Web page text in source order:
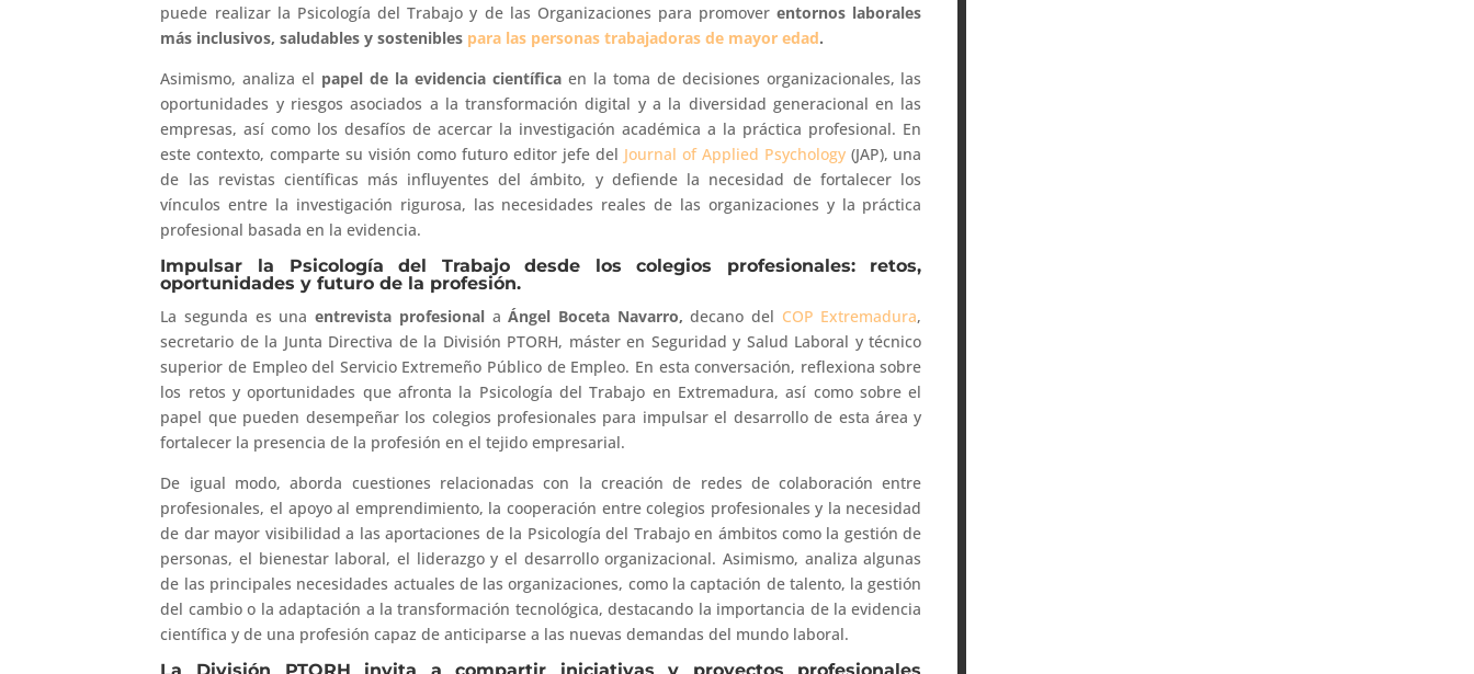
puede realizar la Psicología del Trabajo y de las Organizaciones para promoverentornos laborales
más inclusivos, saludables y sostenibles para las personas trabajadoras de mayor edad.
Asimismo, analiza el papel de la evidencia científicaen la toma de decisiones organizacionales, las
oportunidades y riesgos asociados a la transformación digital y a la diversidad generacional en las
empresas, así como los desafíos de acercar la investigación académica a la práctica profesional. En
este contexto, comparte su visión como futuro editor jefe del Journal of Applied Psychology(JAP), una
de las revistas científicas más influyentes del ámbito, y defiende la necesidad de fortalecer los
vínculos entre la investigación rigurosa, las necesidades reales de las organizaciones y la práctica
profesional basada en la evidencia.
Impulsar la Psicología del Trabajo desde los colegios profesionales: retos,
oportunidades y futuro de la profesión.
La segunda es unaentrevista profesionalaÁngel Boceta Navarro, decano del COP Extremadura,
secretario de la Junta Directiva de la División PTORH, máster en Seguridad y Salud Laboral y técnico
superior de Empleo del Servicio Extremeño Público de Empleo. En esta conversación, reflexiona sobre
los retos y oportunidades que afronta la Psicología del Trabajo en Extremadura, así como sobre el
papel que pueden desempeñar los colegios profesionales para impulsar el desarrollo de esta área y
fortalecer la presencia de la profesión en el tejido empresarial.
De igual modo, aborda cuestiones relacionadas con la creación de redes de colaboración entre
profesionales, el apoyo al emprendimiento, la cooperación entre colegios profesionales y la necesidad
de dar mayor visibilidad a las aportaciones de la Psicología del Trabajo en ámbitos como la gestión de
personas, el bienestar laboral, el liderazgo y el desarrollo organizacional. Asimismo, analiza algunas
de las principales necesidades actuales de las organizaciones, como la captación de talento, la gestión
del cambio o la adaptación a la transformación tecnológica, destacando la importancia de la evidencia
científica y de una profesión capaz de anticiparse a las nuevas demandas del mundo laboral.